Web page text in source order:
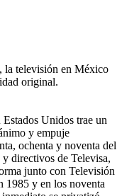
la televisión en México
original.
Unidos trae un
y empuje
ochenta y noventa del
directivos de Televisa,
junto con Televisión
y en los noventa